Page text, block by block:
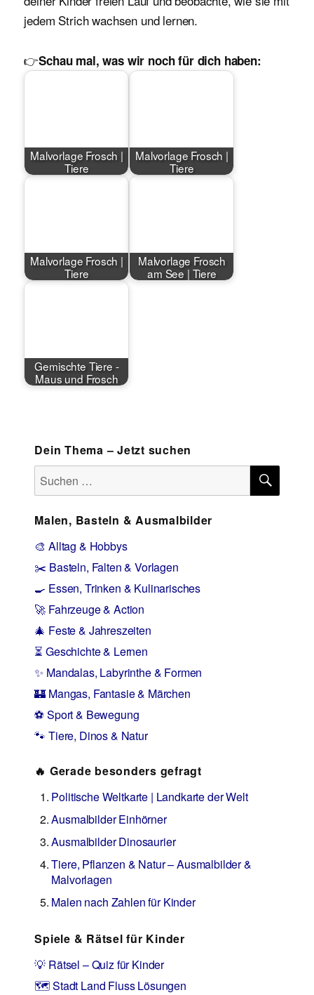
jedem Strich wachsen und lernen.
👉Schau mal, was wir noch für dich haben:
Malvorlage Frosch |
Tiere
Malvorlage Frosch |
Tiere
Malvorlage Frosch |
Tiere
Malvorlage Frosch
am See | Tiere
Gemischte Tiere -
Maus und Frosch
Dein Thema – Jetzt suchen
Suchen
nach:
Malen, Basteln & Ausmalbilder
🎨 Alltag & Hobbys
✂️ Basteln, Falten & Vorlagen
🍳 Essen, Trinken & Kulinarisches
🚀 Fahrzeuge & Action
🎄 Feste & Jahreszeiten
⏳ Geschichte & Lernen
✨ Mandalas, Labyrinthe & Formen
🏰 Mangas, Fantasie & Märchen
⚽ Sport & Bewegung
🐾 Tiere, Dinos & Natur
🔥 Gerade besonders gefragt
Politische Weltkarte | Landkarte der Welt
Ausmalbilder Einhörner
Ausmalbilder Dinosaurier
Tiere, Pflanzen & Natur – Ausmalbilder &
Malvorlagen
Malen nach Zahlen für Kinder
Spiele & Rätsel für Kinder
💡 Rätsel – Quiz für Kinder
🗺️ Stadt Land Fluss Lösungen